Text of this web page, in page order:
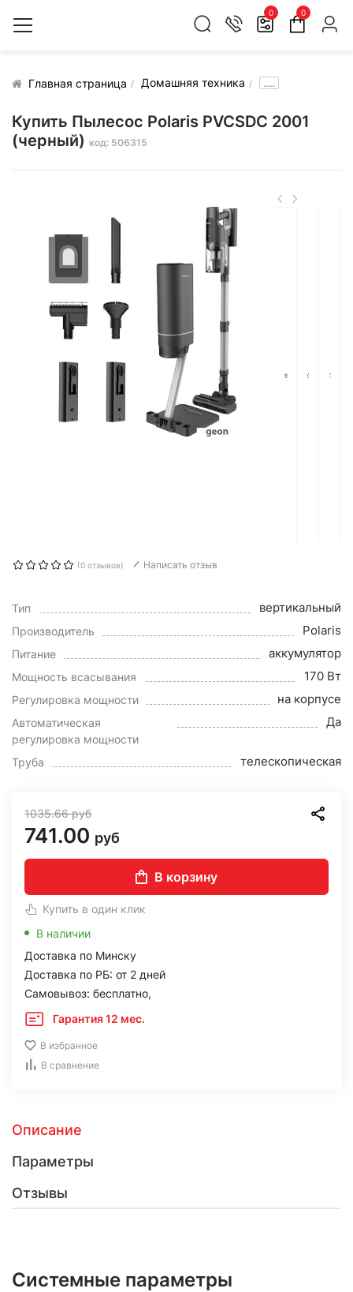
0 0
Главная страница Домашняя техника .....
Купить Пылесос Polaris PVCSDC 2001
(черный) код: 506315
(0 отзывов) Написать отзыв
Тип вертикальный
Производитель Polaris
Питание аккумулятор
Мощность всасывания 170 Вт
Регулировка мощности на корпусе
Автоматическая
регулировка мощности
Да
Труба телескопическая
1035.66руб
741.00 руб
В корзину
Купить в один клик
В наличии
Доставка по Минску
Доставка по РБ: от 2 дней
Самовывоз: бесплатно,
Гарантия 12 мес.
В избранное
В сравнение
Описание
Параметры
Отзывы
Системные параметры